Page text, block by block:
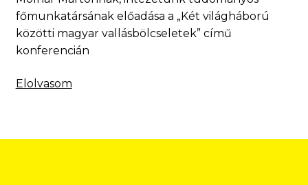
főmunkatársának előadása a „Két világháború
közötti magyar vallásbölcseletek” című
konferencián
Elolvasom